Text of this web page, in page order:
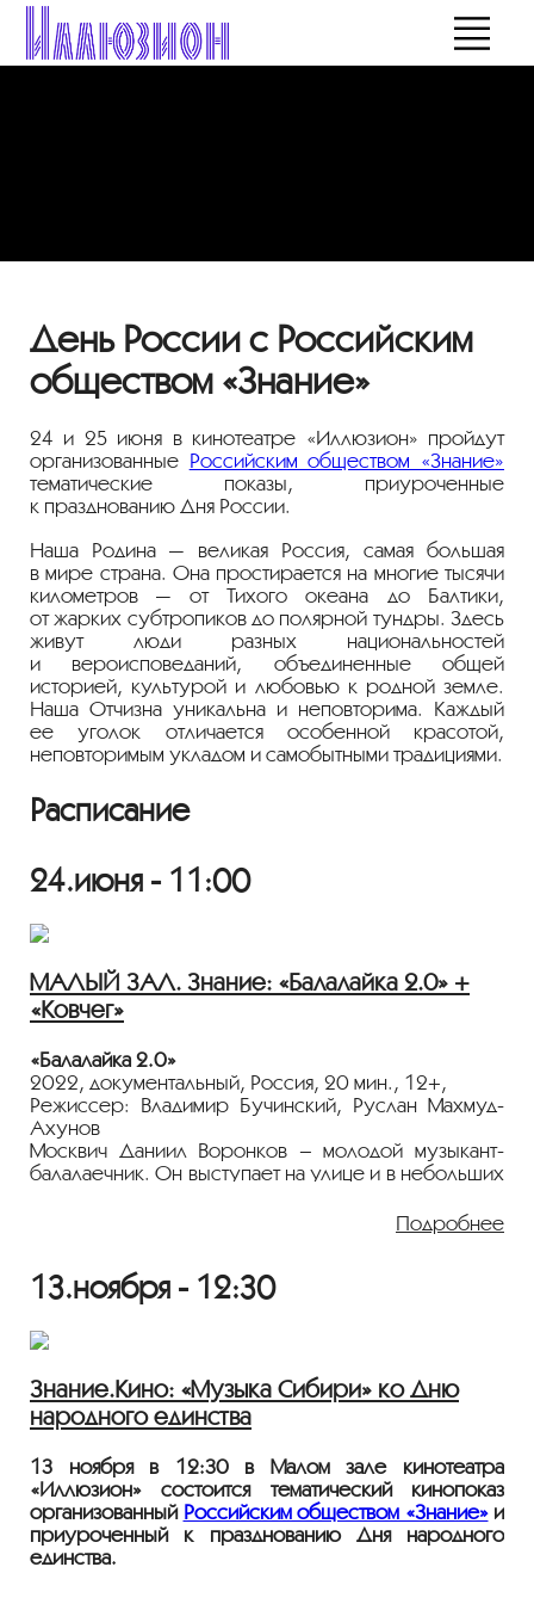
День России с Российским
обществом «Знание»
24 и 25 июня в кинотеатре «Иллюзион» пройдут
организованные Российским обществом «Знание»
тематические показы, приуроченные
к празднованию Дня России.
Наша Родина — великая Россия, самая большая
в мире страна. Она простирается на многие тысячи
километров — от Тихого океана до Балтики,
от жарких субтропиков до полярной тундры. Здесь
живут люди разных национальностей
и вероисповеданий, объединенные общей
историей, культурой и любовью к родной земле.
Наша Отчизна уникальна и неповторима. Каждый
ее уголок отличается особенной красотой,
неповторимым укладом и самобытными традициями.
Расписание
24.июня - 11:00
МАЛЫЙ ЗАЛ. Знание: «Балалайка 2.0» +
«Ковчег»
«Балалайка 2.0»
2022, документальный, Россия, 20 мин., 12+,
Режиссер: Владимир Бучинский, Руслан Махмуд-
Ахунов
Москвич Даниил Воронков – молодой музыкант-
балалаечник. Он выступает на улице и в небольших
жизнь: он приехал из Москвы в Ульяновск, где
благодаря деятельности нескольких людей возник
мануфактура и единственный в мире музей
балалайки. Теперь он часть этого феномена. Но
сумеет ли Даниил вписать традиционную балалайку
в современный музыкальный контекст?
«Ковчег»
2022, документальный, Россия, 44 мин., 6+,
Это фильм о большом Кавказском биосферном
заповеднике, о дикой природе и о людях,
оказавшихся внутри. Мало кто знает, но именно
здесь, на Западном Кавказе, наивысший уровень
биоразнообразия в Европе. Растет самый высокий
Подробнее
13.ноября - 12:30
Знание.Кино: «Музыка Сибири» ко Дню
народного единства
13 ноября в 12:30 в Малом зале кинотеатра
«Иллюзион» состоится тематический кинопоказ
организованный Российским обществом «Знание»и
приуроченный к празднованию Дня народного
единства.